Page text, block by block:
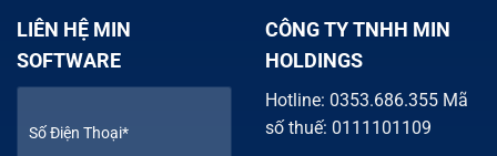
LIÊN HỆ MIN
SOFTWARE
CÔNG TY TNHH MIN
HOLDINGS
Hotline: 0353.686.355 Mã
số thuế: 0111101109